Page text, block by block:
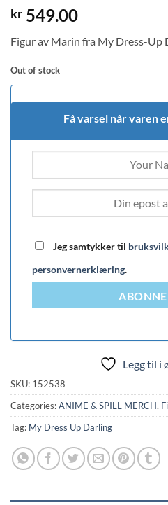
kr 549.00
Figur av Marin fra My Dress-Up
Out of stock
Få varsel når varen
Jeg samtykker til
personvernerklæring.
Legg til i
SKU: 152538
Categories:ANIME & SPILL MERCH,
Tag: My Dress Up Darling